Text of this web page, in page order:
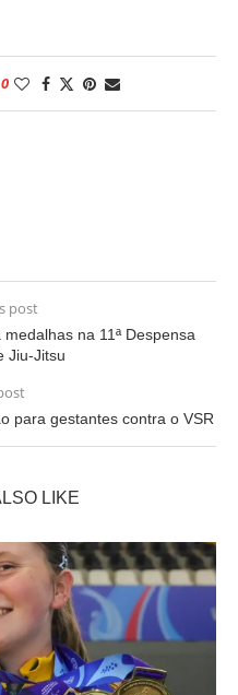
0
post
na 11ª Despensa
Jiu-Jitsu
para gestantes contra o VSR
LIKE